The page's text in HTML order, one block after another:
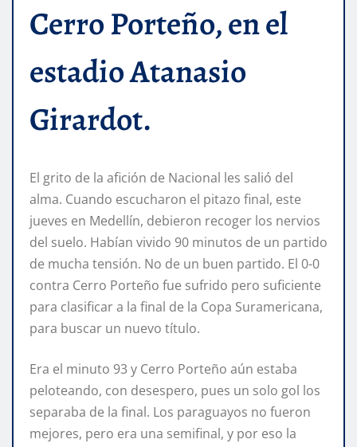
Cerro Porteño, en el
estadio Atanasio
Girardot.
El grito de la afición de Nacional les salió del
alma. Cuando escucharon el pitazo final, este
jueves en Medellín, debieron recoger los nervios
del suelo. Habían vivido 90 minutos de un partido
de mucha tensión. No de un buen partido. El 0-0
contra Cerro Porteño fue sufrido pero suficiente
para clasificar a la final de la Copa Suramericana,
para buscar un nuevo título.
Era el minuto 93 y Cerro Porteño aún estaba
peloteando, con desespero, pues un solo gol los
separaba de la final. Los paraguayos no fueron
mejores, pero era una semifinal, y por eso la